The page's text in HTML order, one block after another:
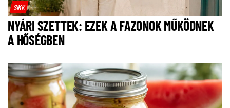
SIKK
NYÁRI SZETTEK: EZEK A FAZONOK MŰKÖDNEK
A HŐSÉGBEN